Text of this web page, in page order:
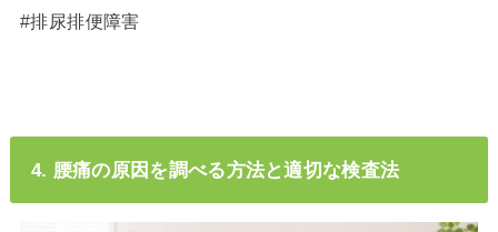
#排尿排便障害
4. 腰痛の原因を調べる方法と適切な検査法